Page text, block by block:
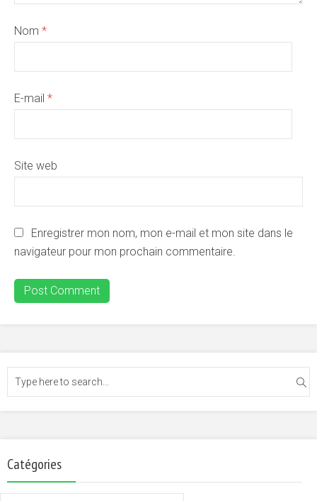
Nom *
E-mail *
Site web
Enregistrer mon nom, mon e-mail et mon site dans le
navigateur pour mon prochain commentaire.
Catégories